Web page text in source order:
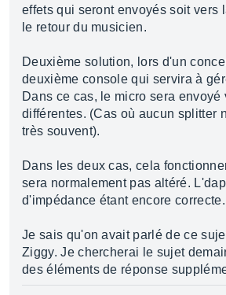
effets qui seront envoyés soit vers
le retour du musicien.
Deuxième solution, lors d'un
deuxième console qui servira à
Dans ce cas, le micro sera envoyé
différentes. (Cas où aucun splitter
très souvent).
Dans les deux cas, cela
sera normalement pas altéré.
d'impédance étant encore correcte.
Je sais qu'on avait parlé de ce
Ziggy. Je chercherai le sujet
des éléments de réponse